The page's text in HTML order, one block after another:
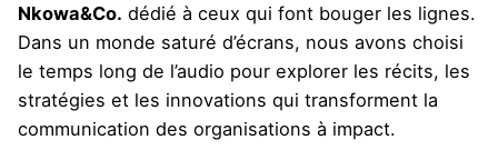
Nkowa&Co. dédié à ceux qui font bouger les lignes.
Dans un monde saturé d’écrans, nous avons choisi
le temps long de l’audio pour explorer les récits, les
stratégies et les innovations qui transforment la
communication des organisations à impact.